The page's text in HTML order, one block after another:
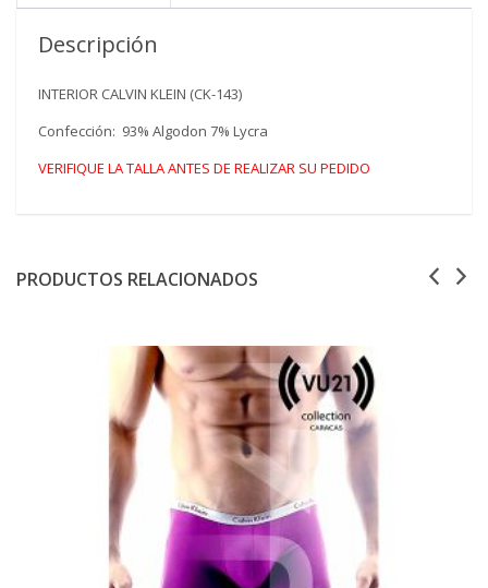
Descripción
INTERIOR CALVIN KLEIN (CK-143)
Confección: 93% Algodon 7% Lycra
VERIFIQUE LA TALLA ANTES DE REALIZAR SU PEDIDO
PRODUCTOS RELACIONADOS